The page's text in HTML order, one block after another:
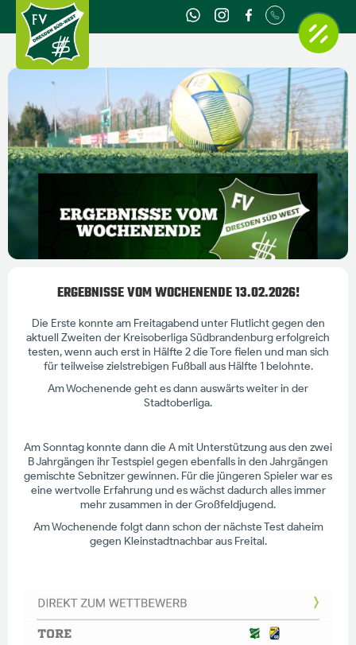
ERGEBNISSE VOM WOCHENENDE 13.02.2026!
Die Erste konnte am Freitagabend unter Flutlicht gegen den
aktuell Zweiten der Kreisoberliga Südbrandenburg erfolgreich
testen, wenn auch erst in Hälfte 2 die Tore fielen und man sich
für teilweise zielstrebigen Fußball aus Hälfte 1 belohnte.
Am Wochenende geht es dann auswärts weiter in der
Stadtoberliga.
Am Sonntag konnte dann die A mit Unterstützung aus den zwei
B Jahrgängen ihr Testspiel gegen ebenfalls in den Jahrgängen
gemischte Sebnitzer gewinnen. Für die jüngeren Spieler war es
eine wertvolle Erfahrung und es wächst dadurch alles immer
mehr zusammen in der Großfeldjugend.
Am Wochenende folgt dann schon der nächste Test daheim
gegen Kleinstadtnachbar aus Freital.